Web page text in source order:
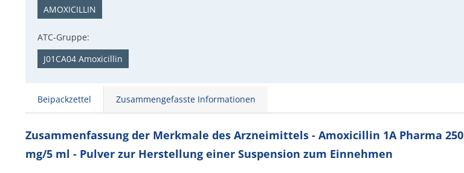
AMOXICILLIN
ATC-Gruppe:
J01CA04 Amoxicillin
Beipackzettel Zusammengefasste Informationen
Zusammenfassung der Merkmale des Arzneimittels - Amoxicillin 1A Pharma 250
mg/5 ml - Pulver zur Herstellung einer Suspension zum Einnehmen